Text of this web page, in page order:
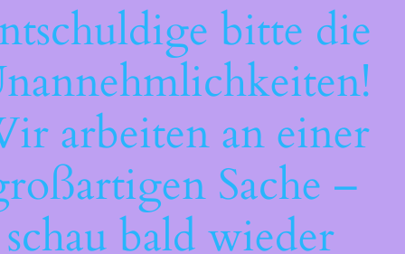
bitte die
arbeiten an einer
Sache –
schau bald wieder